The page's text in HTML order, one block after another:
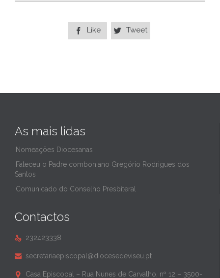
 Like  Tweet
As mais lidas
Nomeações Diocesanas
Faleceu o Padre comboniano Gregório Rodrigues dos
Santos
Comunicado do Conselho Presbiteral
Contactos
 232423338
 secretariaepiscopal@diocesedeviseu.pt
 Casa Episcopal – Rua Nunes de Carvalho, nº 12 – 3500-